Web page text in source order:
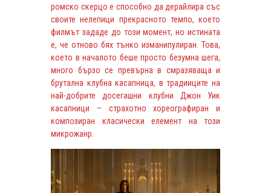
ромско скерцо е способно да дерайлира със
своите нелепици прекрасното темпо, което
филмът зададе до този момент, но истината
е, че отново бях тънко изманипулиран. Това,
което в началото беше просто безумна шега,
много бързо се превърна в смразяваща и
брутална клубна касапница, в традииците на
най-добрите досегашни клубни Джон Уик
касапници – страхотно хореографиран и
композиран класически елемент на този
микрожанр.